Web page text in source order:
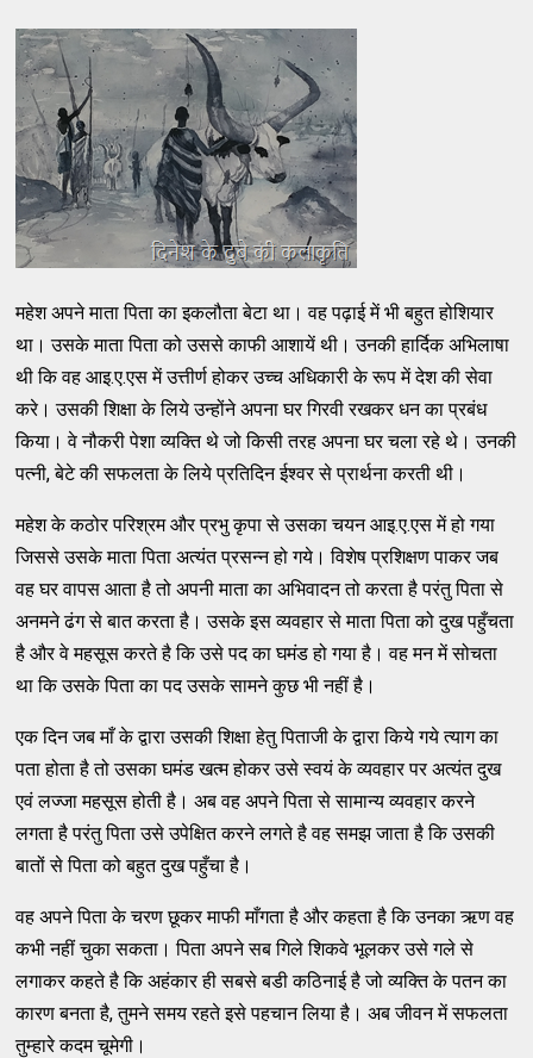
महेश अपने माता पिता का इकलौता बेटा था। वह पढ़ाई में भी बहुत होशियार
था। उसके माता पिता को उससे काफी आशायें थी। उनकी हार्दिक अभिलाषा
थी कि वह आइ.ए.एस में उत्तीर्ण होकर उच्च अधिकारी के रूप में देश की सेवा
करे। उसकी शिक्षा के लिये उन्होंने अपना घर गिरवी रखकर धन का प्रबंध
किया। वे नौकरी पेशा व्यक्ति थे जो किसी तरह अपना घर चला रहे थे। उनकी
पत्नी, बेटे की सफलता के लिये प्रतिदिन ईश्वर से प्रार्थना करती थी।
महेश के कठोर परिश्रम और प्रभु कृपा से उसका चयन आइ.ए.एस में हो गया
जिससे उसके माता पिता अत्यंत प्रसन्न हो गये। विशेष प्रशिक्षण पाकर जब
वह घर वापस आता है तो अपनी माता का अभिवादन तो करता है परंतु पिता से
अनमने ढंग से बात करता है। उसके इस व्यवहार से माता पिता को दुख पहुँचता
है और वे महसूस करते है कि उसे पद का घमंड हो गया है। वह मन में सोचता
था कि उसके पिता का पद उसके सामने कुछ भी नहीं है।
एक दिन जब माँ के द्वारा उसकी शिक्षा हेतु पिताजी के द्वारा किये गये त्याग का
पता होता है तो उसका घमंड खत्म होकर उसे स्वयं के व्यवहार पर अत्यंत दुख
एवं लज्जा महसूस होती है। अब वह अपने पिता से सामान्य व्यवहार करने
लगता है परंतु पिता उसे उपेक्षित करने लगते है वह समझ जाता है कि उसकी
बातों से पिता को बहुत दुख पहुँचा है।
वह अपने पिता के चरण छूकर माफी माँगता है और कहता है कि उनका ऋण वह
कभी नहीं चुका सकता। पिता अपने सब गिले शिकवे भूलकर उसे गले से
लगाकर कहते है कि अहंकार ही सबसे बडी कठिनाई है जो व्यक्ति के पतन का
कारण बनता है, तुमने समय रहते इसे पहचान लिया है। अब जीवन में सफलता
तुम्हारे कदम चूमेगी।